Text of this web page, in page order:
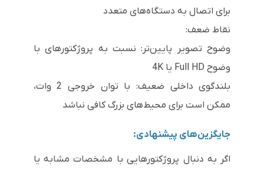
برای اتصال به دستگاه‌های متعدد
نقاط ضعف:
وضوح تصویر پایین‌تر: نسبت به پروژکتورهای با
وضوح Full HD یا 4K
بلندگوی داخلی ضعیف: با توان خروجی 2 وات،
ممکن است برای محیط‌های بزرگ کافی نباشد
جایگزین‌های پیشنهادی:
اگر به دنبال پروژکتورهایی با مشخصات مشابه یا